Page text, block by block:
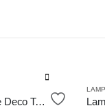
Lampara de Diseño Decoración Home Deco Techo Metal